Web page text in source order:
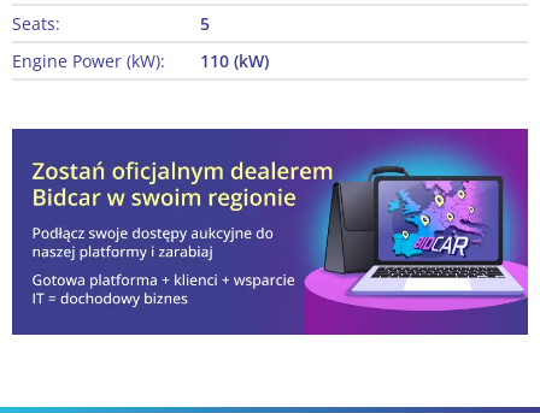
Seats:
5
Engine Power (kW):
110 (kW)